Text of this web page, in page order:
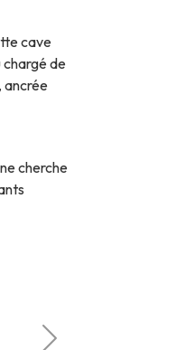
cave
chargé de
ancrée
cherche